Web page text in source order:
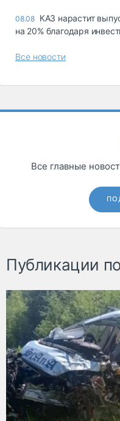
08.08 КАЗ нарастит
на 20% благодаря
Все новости
Все главные
Публикации